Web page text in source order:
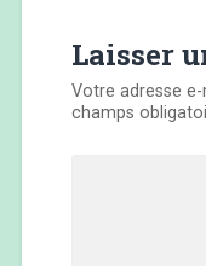
Laisser
Votre adresse
champs